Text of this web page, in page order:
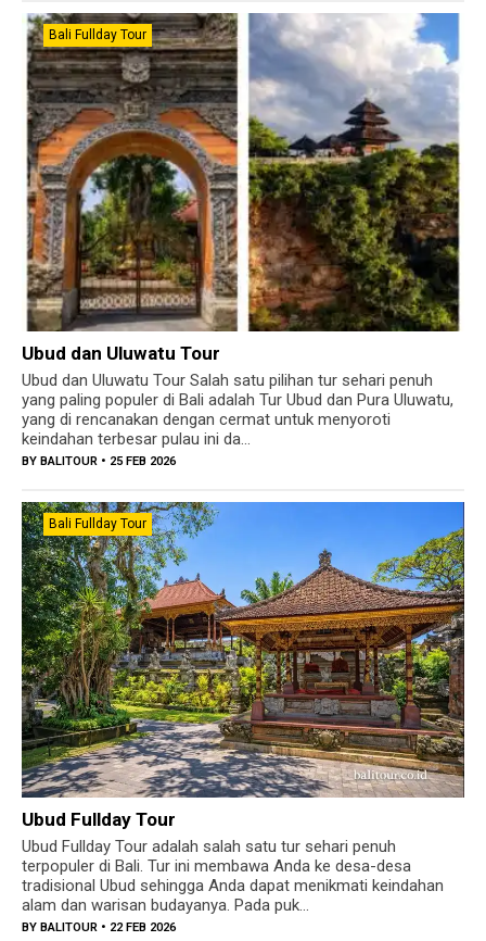
Bali Fullday Tour
Ubud dan Uluwatu Tour
Ubud dan Uluwatu Tour Salah satu pilihan tur sehari penuh
yang paling populer di Bali adalah Tur Ubud dan Pura Uluwatu,
yang di rencanakan dengan cermat untuk menyoroti
keindahan terbesar pulau ini da...
BY BALITOUR • 25 FEB 2026
Bali Fullday Tour
Ubud Fullday Tour
Ubud Fullday Tour adalah salah satu tur sehari penuh
terpopuler di Bali. Tur ini membawa Anda ke desa-desa
tradisional Ubud sehingga Anda dapat menikmati keindahan
alam dan warisan budayanya. Pada puk...
BY BALITOUR • 22 FEB 2026